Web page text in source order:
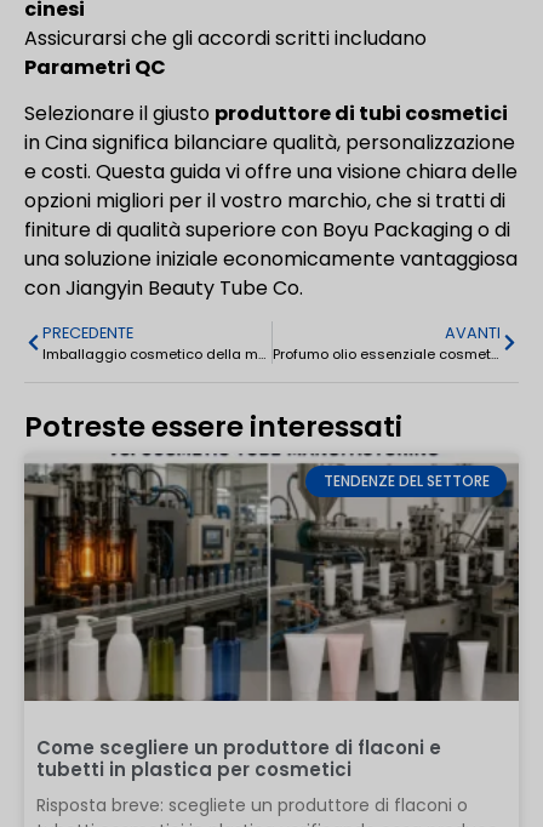
cinesi
Assicurarsi che gli accordi scritti includano
Parametri QC
Selezionare il giusto produttore di tubi cosmetici
in Cina significa bilanciare qualità, personalizzazione
e costi. Questa guida vi offre una visione chiara delle
opzioni migliori per il vostro marchio, che si tratti di
finiture di qualità superiore con Boyu Packaging o di
una soluzione iniziale economicamente vantaggiosa
con Jiangyin Beauty Tube Co.
PRECEDENTE
Imballaggio cosmetico della metropolitana per il tubo della spremitura della crema dell'occhio della protezione solare
AVANTI
Profumo olio essenziale cosmetico Rollerball bottiglia 3ml/5ml/10ml
Potreste essere interessati
TENDENZE DEL SETTORE
Come scegliere un produttore di flaconi e
tubetti in plastica per cosmetici
Risposta breve: scegliete un produttore di flaconi o